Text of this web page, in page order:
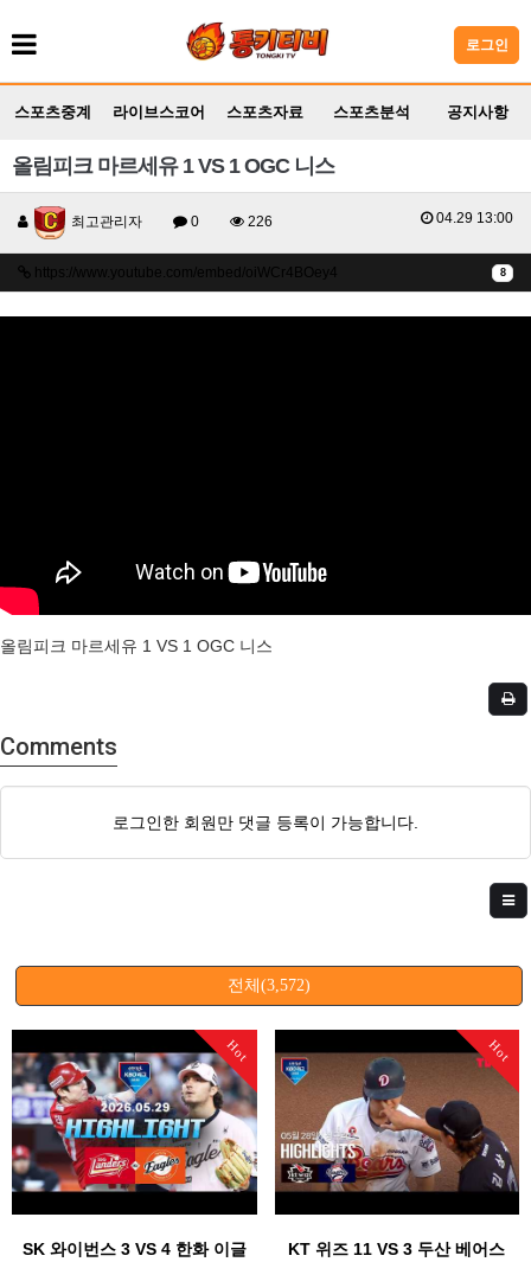
로그인
스포츠중계 라이브스코어 스포츠자료 스포츠분석 공지사항
올림피크 마르세유 1 VS 1 OGC 니스
최고관리자 0 226 04.29 13:00
8
https://www.youtube.com/embed/oiWCr4BOey4
올림피크 마르세유 1 VS 1 OGC 니스
Comments
로그인한 회원만 댓글 등록이 가능합니다.
전체(3,572)
Hot
SK 와이번스 3 VS 4 한화 이글
Hot
KT 위즈 11 VS 3 두산 베어스